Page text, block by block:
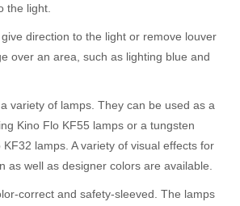
the light.
direction to the light or remove louver
over an area, such as lighting blue and
variety of lamps. They can be used as a
Kino Flo KF55 lamps or a tungsten
lamps. A variety of visual effects for
as well as designer colors are available.
correct and safety-sleeved. The lamps